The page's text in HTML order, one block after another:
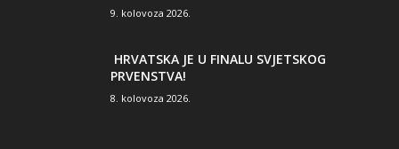
9. kolovoza 2026.
HRVATSKA JE U FINALU SVJETSKOG
PRVENSTVA!
8. kolovoza 2026.